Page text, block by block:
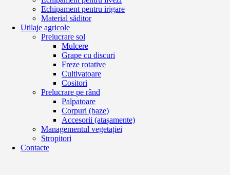
Echipament pentru irigare
Material săditor
Utilaje agricole
Prelucrare sol
Mulcere
Grape cu discuri
Freze rotative
Cultivatoare
Cositori
Prelucrare pe rând
Palpatoare
Corpuri (baze)
Accesorii (atașamente)
Managementul vegetației
Stropitori
Contacte